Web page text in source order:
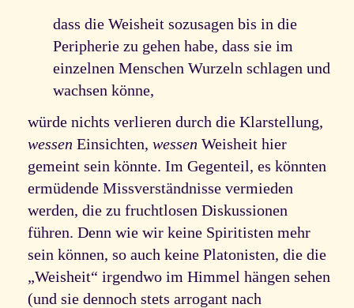
dass die Weisheit sozusagen bis in die
Peripherie zu gehen habe, dass sie im
einzelnen Menschen Wurzeln schlagen und
wachsen könne,
würde nichts verlieren durch die Klarstellung,
wessen Einsichten, wessen Weisheit hier
gemeint sein könnte. Im Gegenteil, es könnten
ermüdende Missverständnisse vermieden
werden, die zu fruchtlosen Diskussionen
führen. Denn wie wir keine Spiritisten mehr
sein können, so auch keine Platonisten, die die
„Weisheit“ irgendwo im Himmel hängen sehen
(und sie dennoch stets arrogant nach